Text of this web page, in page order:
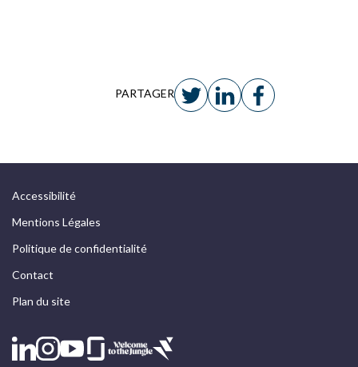
PARTAGER
Accessibilité
Mentions Légales
Politique de confidentialité
Contact
Plan du site